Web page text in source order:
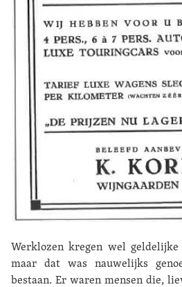
Werklozen kregen wel
maar dat was nauwelijks
bestaan. Er waren mensen die,